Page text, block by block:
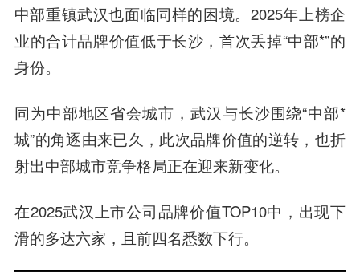
中部重镇武汉也面临同样的困境。2025年上榜企
业的合计品牌价值低于长沙，首次丢掉“中部*”的
身份。
同为中部地区省会城市，武汉与长沙围绕“中部*
城”的角逐由来已久，此次品牌价值的逆转，也折
射出中部城市竞争格局正在迎来新变化。
在2025武汉上市公司品牌价值TOP10中，出现下
滑的多达六家，且前四名悉数下行。